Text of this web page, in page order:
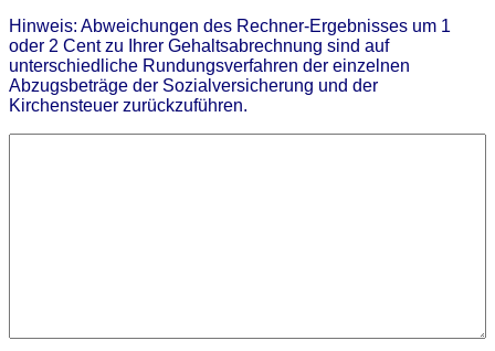
Hinweis: Abweichungen des Rechner-Ergebnisses um 1
oder 2 Cent zu Ihrer Gehaltsabrechnung sind auf
unterschiedliche Rundungsverfahren der einzelnen
Abzugsbeträge der Sozialversicherung und der
Kirchensteuer zurückzuführen.